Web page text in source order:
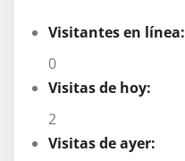
Visitantes en línea:
0
Visitas de hoy:
2
Visitas de ayer: